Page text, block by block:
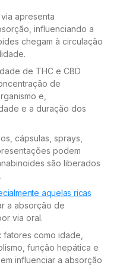
apresenta
influenciando a
chegam à circulação
de THC e CBD
de
e,
e a duração dos
cápsulas, sprays,
podem
são liberados
aquelas ricas
a absorção de
via oral.
fatores como idade,
função hepática e
influenciar a absorção